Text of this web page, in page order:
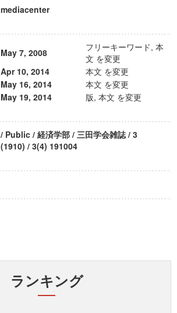
mediacenter
May 7, 2008
フリーキーワード, 本
文 を変更
Apr 10, 2014
本文 を変更
May 16, 2014
本文 を変更
May 19, 2014
版, 本文 を変更
/ Public / 経済学部 / 三田学会雑誌 / 3
(1910) / 3(4) 191004
ランキング